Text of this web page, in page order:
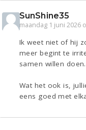
SunShine35
maandag 1 juni 2026
Ik weet niet of hij
meer begint te
samen willen doen.
Wat het ook is,
eens goed met